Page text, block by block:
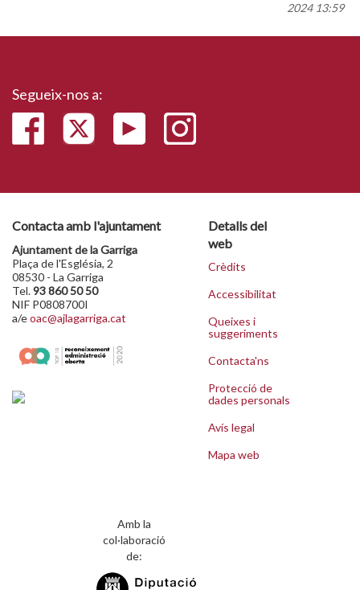
2024 13:59
Segueix-nos a:
Contacta amb l'ajuntament
Ajuntament de la Garriga
Plaça de l'Església, 2
08530 - La Garriga
Tel.93 860 50 50
NIF P0808700I
a/eoac@ajlagarriga.cat
Detalls del
web
Crèdits
Accessibilitat
Queixes i
suggeriments
Contacta'ns
Protecció de
dades personals
Avís legal
Mapa web
Amb la
col·laboració
de: